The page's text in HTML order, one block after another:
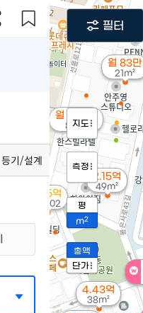
월 83만
21m²
4.43억
38m²
월 200만
85m²
2.15억
49m²
18.5억
'15. 02
지도
측정
평
m2
총액
단가
필터
등기/설계